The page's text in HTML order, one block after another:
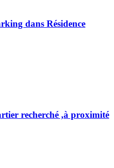
dans Résidence
recherché ,à proximité